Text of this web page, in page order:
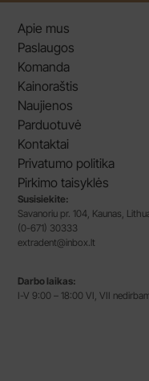
Apie mus
Paslaugos
Komanda
Kainoraštis
Naujienos
Parduotuvė
Kontaktai
Privatumo politika
Pirkimo taisyklės
Susisiekite:
Savanoriu pr. 104, Kaunas,
(0-671) 30333
extradent@inbox.lt
Darbo laikas:
I-V 9:00 – 18:00 VI, VII